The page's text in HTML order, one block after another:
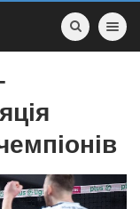
Toggle